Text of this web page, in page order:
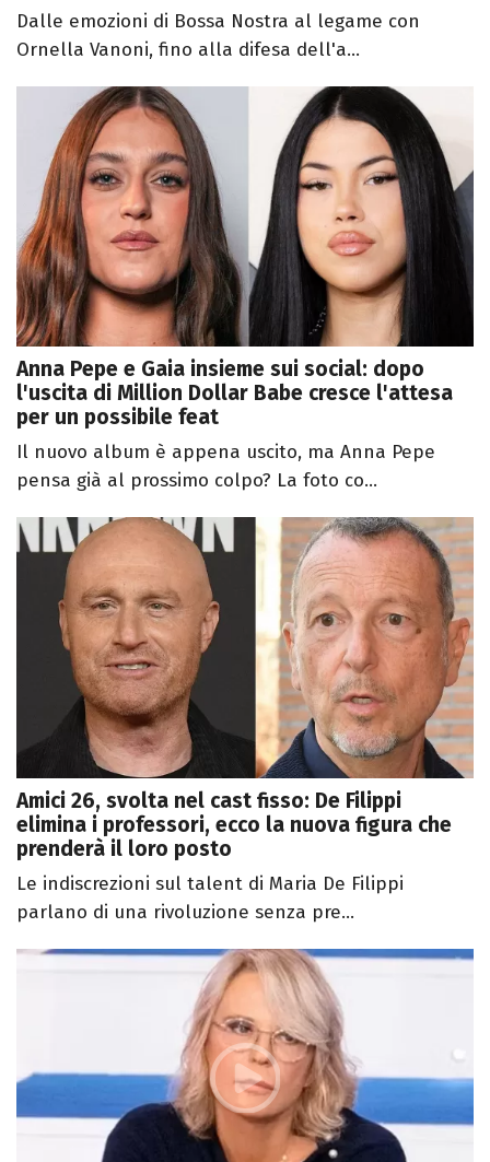
Dalle emozioni di Bossa Nostra al legame con
Ornella Vanoni, fino alla difesa dell'a...
Anna Pepe e Gaia insieme sui social: dopo
l'uscita di Million Dollar Babe cresce l'attesa
per un possibile feat
Il nuovo album è appena uscito, ma Anna Pepe
pensa già al prossimo colpo? La foto co...
Amici 26, svolta nel cast fisso: De Filippi
elimina i professori, ecco la nuova figura che
prenderà il loro posto
Le indiscrezioni sul talent di Maria De Filippi
parlano di una rivoluzione senza pre...